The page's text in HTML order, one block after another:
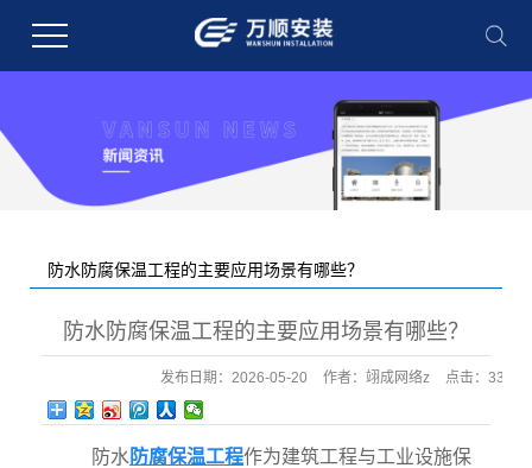
防水防腐保温工程的主要应用场景有哪些？
防水防腐保温工程的主要应用场景有哪些？
发布日期： 2026-05-20 作者： 翊成网络z 点击： 33
防水 防腐保温工程作为建筑工程与工业设施保